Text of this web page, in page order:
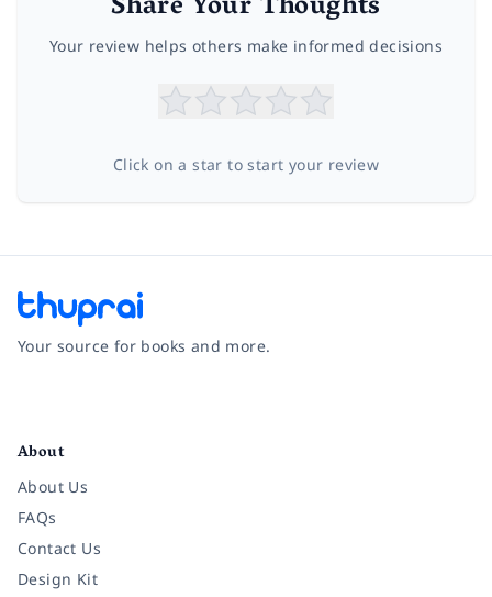
Your review helps others make informed decisions
Click on a star to start your review
Your source for books and more.
About
About Us
FAQs
Contact Us
Design Kit